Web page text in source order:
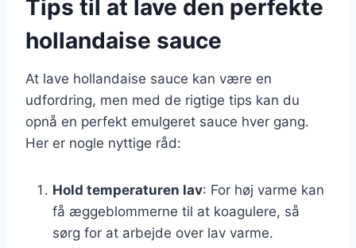
Tips til at lave den perfekte
hollandaise sauce
At lave hollandaise sauce kan være en
udfordring, men med de rigtige tips kan du
opnå en perfekt emulgeret sauce hver gang.
Her er nogle nyttige råd:
Hold temperaturen lav: For høj varme kan
få æggeblommerne til at koagulere, så
sørg for at arbejde over lav varme.